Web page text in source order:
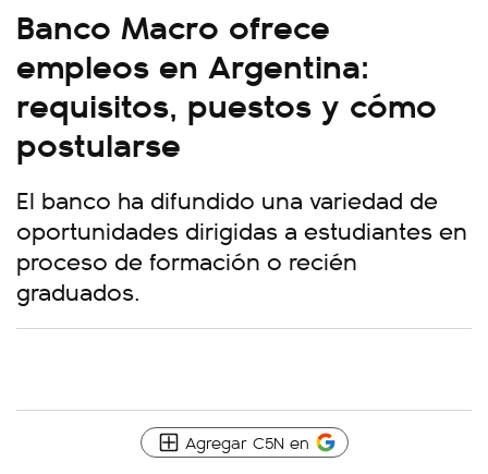
Banco Macro ofrece
empleos en Argentina:
requisitos, puestos y cómo
postularse
El banco ha difundido una variedad de
oportunidades dirigidas a estudiantes en
proceso de formación o recién
graduados.
Agregar C5N en